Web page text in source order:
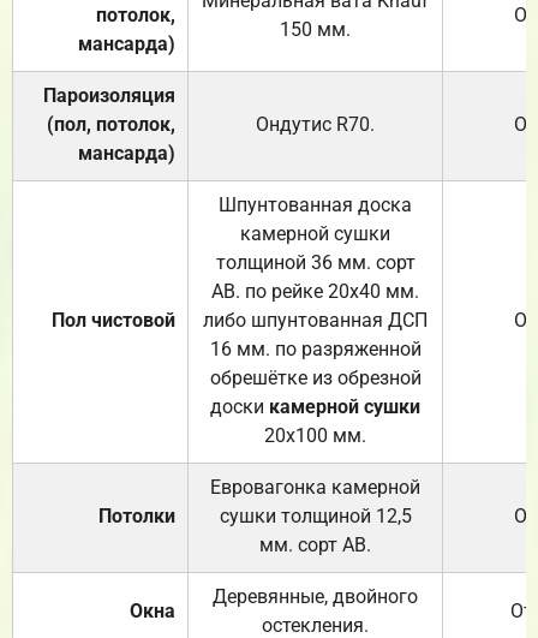
потолок,
мансарда)
150 мм.
Пароизоляция
(пол, потолок,
мансарда)
Ондутис R70.
Пол чистовой
Шпунтованная доска
камерной сушки
толщиной 36 мм. сорт
АВ. по рейке 20х40 мм.
либо шпунтованная ДСП
16 мм. по разряженной
обрешётке из обрезной
доски камерной сушки
20х100 мм.
Потолки
Евровагонка камерной
сушки толщиной 12,5
мм. сорт АВ.
Окна
Деревянные, двойного
остекления.